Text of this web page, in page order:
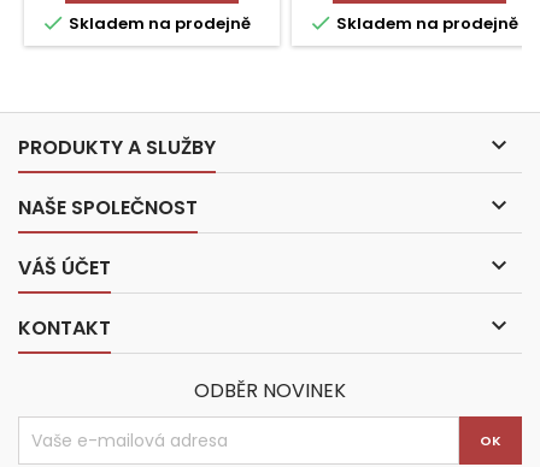
 Skladem na prodejně  Skladem na prodejně
PRODUKTY A SLUŽBY 
NAŠE SPOLEČNOST 
VÁŠ ÚČET 
KONTAKT 
ODBĚR NOVINEK